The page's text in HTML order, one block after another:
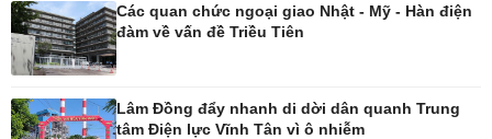
Kinh tế
Bất động sản
Khởi nghiệp
Thị trường
Tỷ giá
Chứng khoán
Các quan chức ngoại giao Nhật - Mỹ - Hàn điện
đàm về vấn đề Triều Tiên
Lâm Đồng đẩy nhanh di dời dân quanh Trung
tâm Điện lực Vĩnh Tân vì ô nhiễm